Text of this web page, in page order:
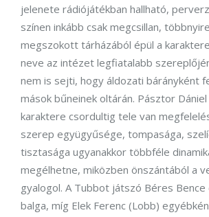
jelenete rádiójátékban hallható,
színen inkább csak megcsillan,
megszokott tárházából épül a
neve az intézet legfiatalabb
nem is sejti, hogy áldozati bárányként
mások bűneinek oltárán. Pásztor
karaktere csordultig tele van
szerep együgyűsége, tompasága,
tisztasága ugyanakkor többféle
megélhetne, miközben önszántából a
gyalogol. A Tubbot játszó Béres
balga, míg Elek Ferenc (Lobb)